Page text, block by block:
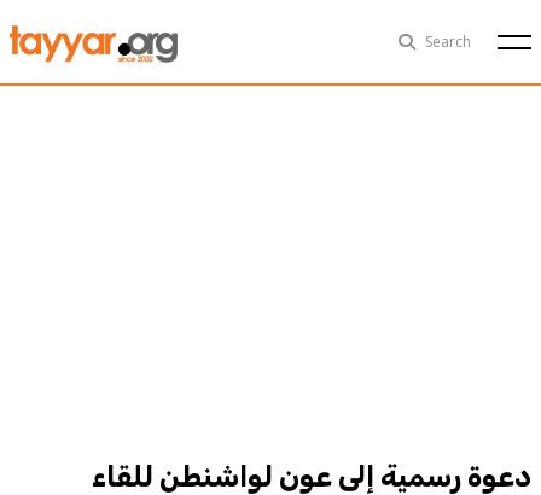
Search
Mon, Aug 10th 29°C
دعوة رسمية إلى عون لواشنطن للقاء